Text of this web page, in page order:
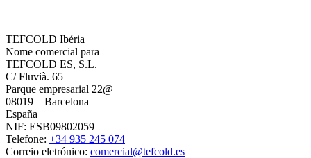
TEFCOLD Ibéria
Nome comercial para
TEFCOLD ES, S.L.
C/ Fluvià. 65
Parque empresarial 22@
08019 – Barcelona
España
NIF: ESB09802059
Telefone: +34 935 245 074
Correio eletrónico: comercial@tefcold.es